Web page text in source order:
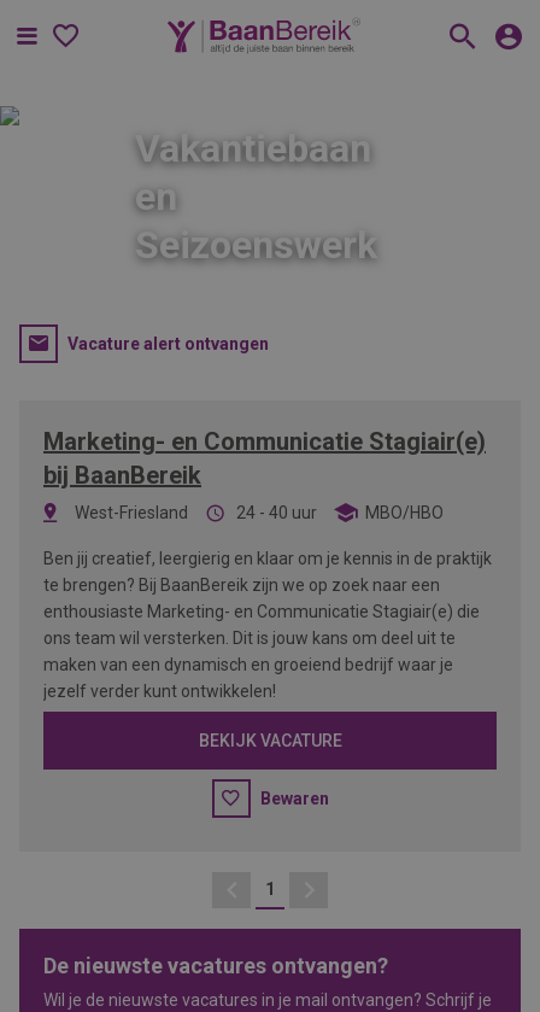
Menu
Vakantiebaan
en
Seizoenswerk
Vacature alert ontvangen
Marketing- en Communicatie Stagiair(e)
bij BaanBereik
West-Friesland 24 - 40 uur MBO/HBO
Ben jij creatief, leergierig en klaar om je kennis in de praktijk
te brengen? Bij BaanBereik zijn we op zoek naar een
enthousiaste Marketing- en Communicatie Stagiair(e) die
ons team wil versterken. Dit is jouw kans om deel uit te
maken van een dynamisch en groeiend bedrijf waar je
jezelf verder kunt ontwikkelen!
BEKIJK VACATURE
Bewaren
Vorige
1
De nieuwste vacatures ontvangen?
Wil je de nieuwste vacatures in je mail ontvangen? Schrijf je